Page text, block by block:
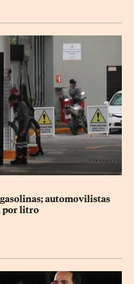
automovilistas
por litro